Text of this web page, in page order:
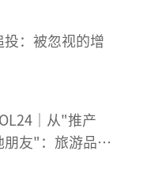
投：被忽视的增
｜从"推产
友"：旅游品牌
起来"